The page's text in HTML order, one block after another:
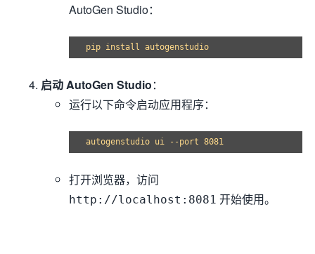
AutoGen Studio：
启动 AutoGen Studio：
运行以下命令启动应用程序：
打开浏览器，访问
http://localhost:8081 开始使用。